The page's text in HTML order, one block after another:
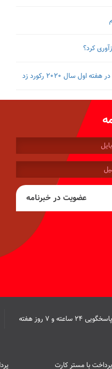
کرد؟
سال 2020 رکورد زد
عضویت در خبرنامه
پاسخگویی ۲۴ ساعته و ۷ روز هفته
پرداخت با مستر کارت